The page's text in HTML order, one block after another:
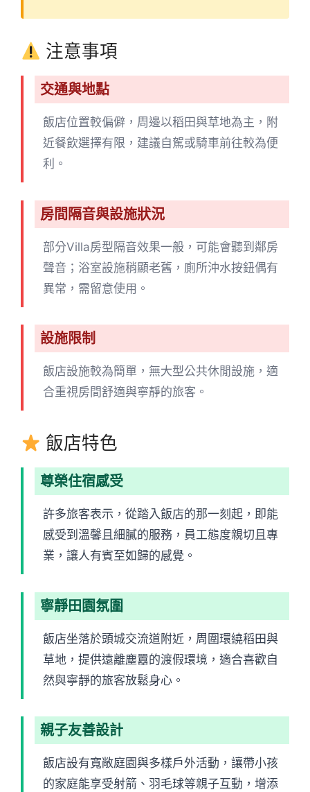
注意事項
交通與地點
飯店位置較偏僻，周邊以稻田與草地為主，附
近餐飲選擇有限，建議自駕或騎車前往較為便
利。
房間隔音與設施狀況
部分Villa房型隔音效果一般，可能會聽到鄰房
聲音；浴室設施稍顯老舊，廁所沖水按鈕偶有
異常，需留意使用。
設施限制
飯店設施較為簡單，無大型公共休閒設施，適
合重視房間舒適與寧靜的旅客。
飯店特色
尊榮住宿感受
許多旅客表示，從踏入飯店的那一刻起，即能
感受到溫馨且細膩的服務，員工態度親切且專
業，讓人有賓至如歸的感覺。
寧靜田園氛圍
飯店坐落於頭城交流道附近，周圍環繞稻田與
草地，提供遠離塵囂的渡假環境，適合喜歡自
然與寧靜的旅客放鬆身心。
親子友善設計
飯店設有寬敞庭園與多樣戶外活動，讓帶小孩
的家庭能享受射箭、羽毛球等親子互動，增添